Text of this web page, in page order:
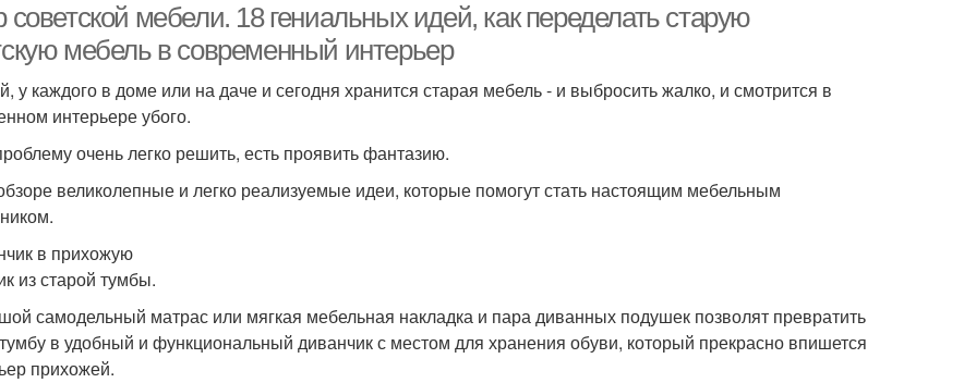
советской мебели. 18 гениальных идей, как переделать старую
мебель в современный интерьер
у каждого в доме или на даче и сегодня хранится старая мебель - и выбросить жалко, и смотрится в
интерьере убого.
очень легко решить, есть проявить фантазию.
великолепные и легко реализуемые идеи, которые помогут стать настоящим мебельным
в прихожую
из старой тумбы.
самодельный матрас или мягкая мебельная накладка и пара диванных подушек позволят превратить
в удобный и функциональный диванчик с местом для хранения обуви, который прекрасно впишется
прихожей.